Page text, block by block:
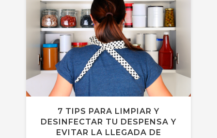
7 TIPS PARA LIMPIAR Y
DESINFECTAR TU DESPENSA Y
EVITAR LA LLEGADA DE